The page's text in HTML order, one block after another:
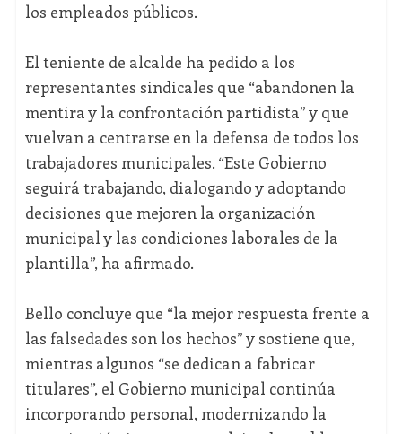
los empleados públicos.
El teniente de alcalde ha pedido a los
representantes sindicales que “abandonen la
mentira y la confrontación partidista” y que
vuelvan a centrarse en la defensa de todos los
trabajadores municipales. “Este Gobierno
seguirá trabajando, dialogando y adoptando
decisiones que mejoren la organización
municipal y las condiciones laborales de la
plantilla”, ha afirmado.
Bello concluye que “la mejor respuesta frente a
las falsedades son los hechos” y sostiene que,
mientras algunos “se dedican a fabricar
titulares”, el Gobierno municipal continúa
incorporando personal, modernizando la